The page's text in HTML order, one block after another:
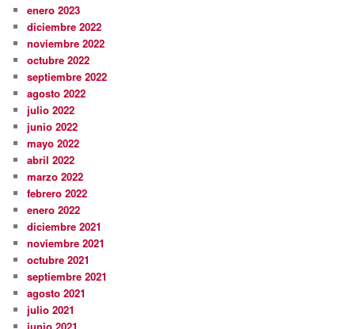
enero 2023
diciembre 2022
noviembre 2022
octubre 2022
septiembre 2022
agosto 2022
julio 2022
junio 2022
mayo 2022
abril 2022
marzo 2022
febrero 2022
enero 2022
diciembre 2021
noviembre 2021
octubre 2021
septiembre 2021
agosto 2021
julio 2021
junio 2021